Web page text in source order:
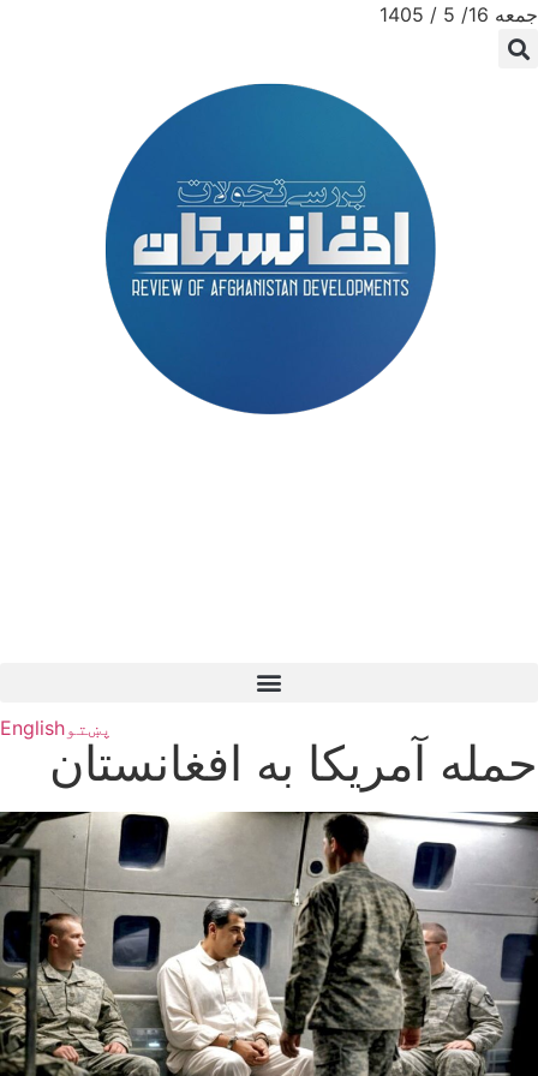
جمعه 16/ 5 / 1405
پښتوEnglish
حمله آمریکا به افغانستان